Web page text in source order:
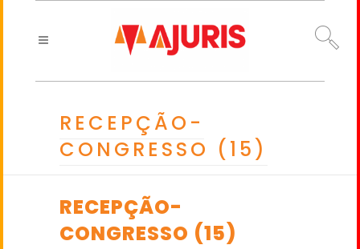
RECEPÇÃO-
CONGRESSO (15)
RECEPÇÃO-
CONGRESSO (15)